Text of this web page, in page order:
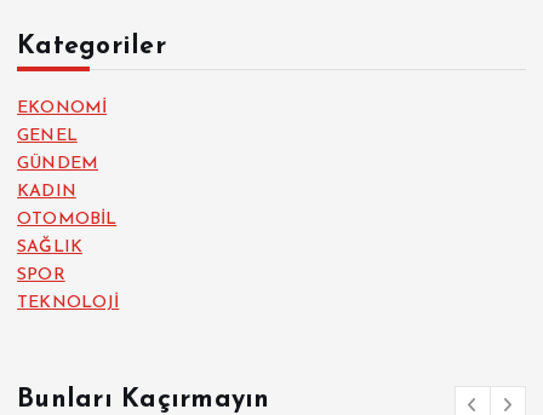
Kategoriler
EKONOMİ
GENEL
GÜNDEM
KADIN
OTOMOBİL
SAĞLIK
SPOR
TEKNOLOJİ
Bunları Kaçırmayın